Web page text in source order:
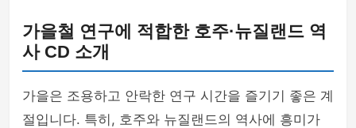
가을철 연구에 적합한 호주·뉴질랜드 역
사 CD 소개
가을은 조용하고 안락한 연구 시간을 즐기기 좋은 계
절입니다. 특히, 호주와 뉴질랜드의 역사에 흥미가